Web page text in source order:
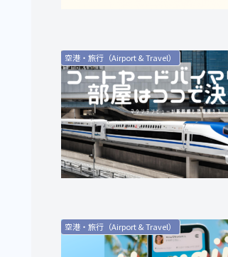
空港・旅行（Airport & Travel）
空港・旅行（Airport & Travel）